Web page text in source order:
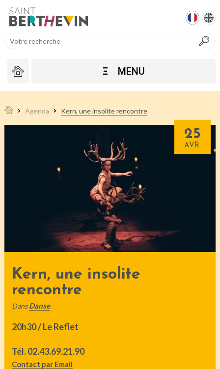
Ξ MENU
Agenda Kern, une insolite rencontre
25
AVR.
Kern, une insolite
rencontre
DansDanse
20h30 / Le Reflet
Tél.02.43.69.21.90
Contact par Email